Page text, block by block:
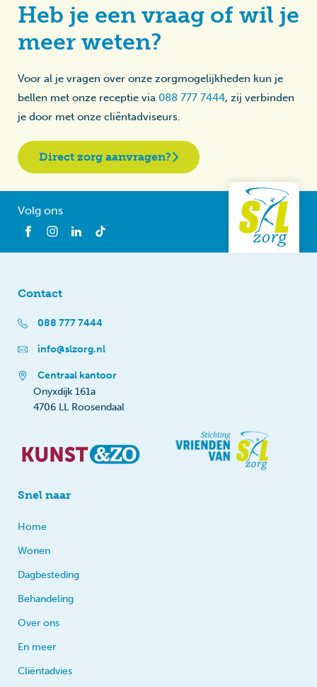
Heb je een vraag of wil je
meer weten?
Voor al je vragen over onze zorgmogelijkheden kun je
bellen met onze receptie via 088 777 7444, zij verbinden
je door met onze cliëntadviseurs.
Direct zorg aanvragen?
Volg ons
Contact
088 777 7444
info@slzorg.nl
Centraal kantoor
Onyxdijk 161a
4706 LL Roosendaal
Snel naar
Home
Wonen
Dagbesteding
Behandeling
Over ons
En meer
Cliëntadvies